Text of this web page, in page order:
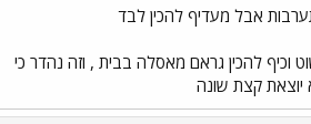
אבל מעדיף להכין לבד
וכיף להכין גראם מאסלה בבית , וזה נהדר כי
קצת שונה